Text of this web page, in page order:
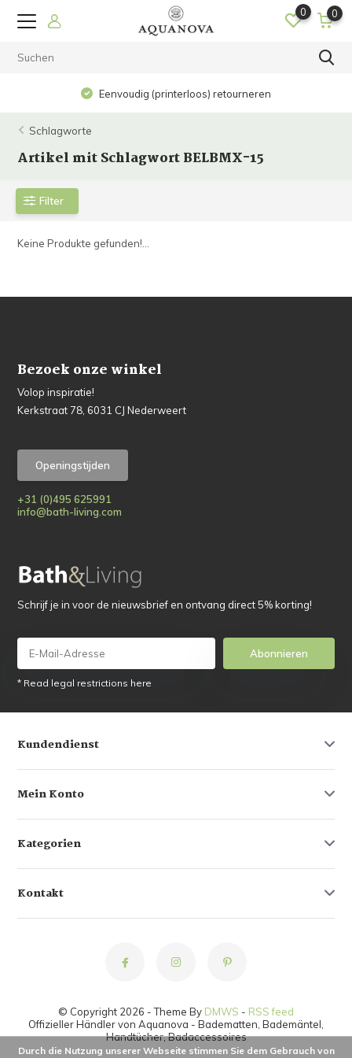
0 0
Eenvoudig (printerloos) retourneren
Schlagworte
Artikel mit Schlagwort BELBMX-15
Filter
Keine Produkte gefunden!...
Bezoek onze winkel
Volop inspiratie!
Kerkstraat 78, 6031 CJ Nederweert
Openingstijden
+31 (0)495 625991
info@bath-living.com
Schrijf je in voor de nieuwsbrief en ontvang direct 5% korting!
Abonnieren
* Read legal restrictions here
Kundendienst
Mein Konto
Kategorien
Kontakt
© Copyright 2026 - Theme By DMWS - RSS feed
Offizieller Händler von Aquanova - Badematten, Bademäntel,
Handtücher, Badaccessoires
Durch die Nutzung unserer Webseite stimmen Sie dem Gebrauch von